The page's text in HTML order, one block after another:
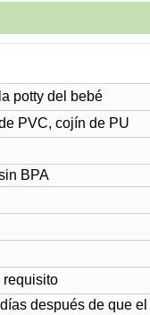
potty del bebé
PVC, cojín de PU
BPA
requisito
después de que